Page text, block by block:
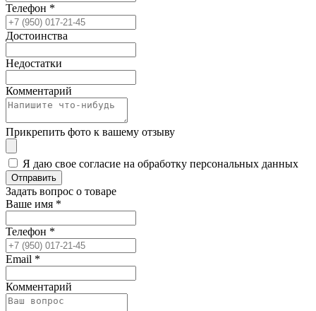
Телефон *
Достоинства
Недостатки
Комментарий
Прикрепить фото к вашему отзыву
Я даю свое согласие на обработку персональных данных
Отправить
Задать вопрос о товаре
Ваше имя *
Телефон *
Email *
Комментарий